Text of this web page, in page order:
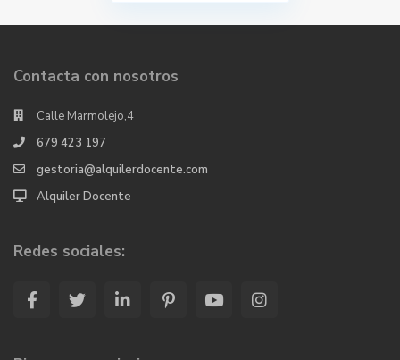
Contacta con nosotros
Calle Marmolejo,4
679 423 197
gestoria@alquilerdocente.com
Alquiler Docente
Redes sociales: